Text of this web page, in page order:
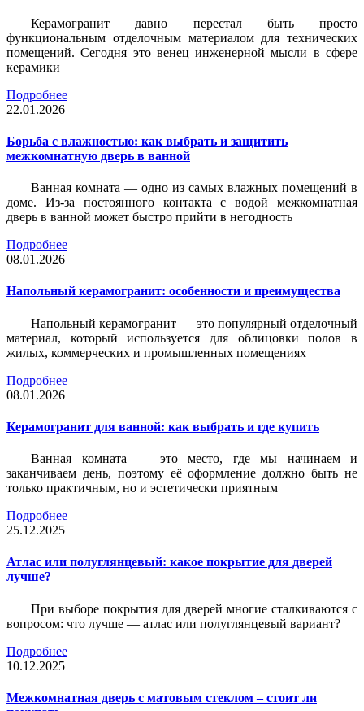
Керамогранит давно перестал быть просто
функциональным отделочным материалом для технических
помещений. Сегодня это венец инженерной мысли в сфере
керамики
Подробнее
22.01.2026
Борьба с влажностью: как выбрать и защитить
межкомнатную дверь в ванной
Ванная комната — одно из самых влажных помещений в
доме. Из-за постоянного контакта с водой межкомнатная
дверь в ванной может быстро прийти в негодность
Подробнее
08.01.2026
Напольный керамогранит: особенности и преимущества
Напольный керамогранит — это популярный отделочный
материал, который используется для облицовки полов в
жилых, коммерческих и промышленных помещениях
Подробнее
08.01.2026
Керамогранит для ванной: как выбрать и где купить
Ванная комната — это место, где мы начинаем и
заканчиваем день, поэтому её оформление должно быть не
только практичным, но и эстетически приятным
Подробнее
25.12.2025
Атлас или полуглянцевый: какое покрытие для дверей
лучше?
При выборе покрытия для дверей многие сталкиваются с
вопросом: что лучше — атлас или полуглянцевый вариант?
Подробнее
10.12.2025
Межкомнатная дверь с матовым стеклом – стоит ли